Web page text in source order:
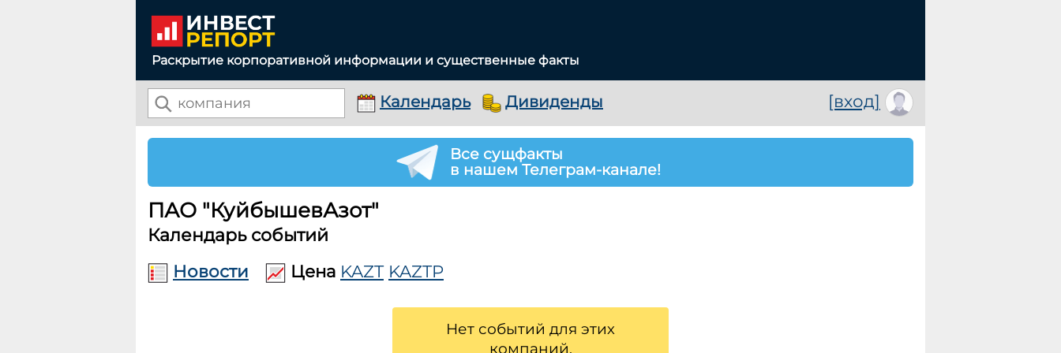
Раскрытие корпоративной информации и существенные факты
Календарь Дивиденды [вход]
Все сущфакты
в нашем Телеграм-канале!
ПАО "КуйбышевАзот"
Календарь событий
Новости Цена KAZT KAZTP
Нет событий для этих
компаний.